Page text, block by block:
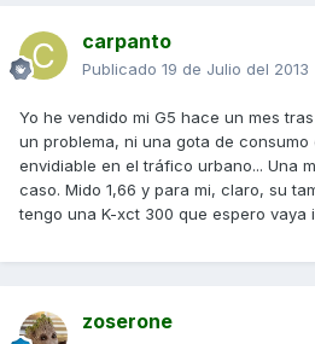
carpanto
Publicado 19 de Julio del 2013
Yo he vendido mi G5 hace un mes
un problema, ni una gota de
envidiable en el tráfico urbano... Una
caso. Mido 1,66 y para mi, claro, su
tengo una K-xct 300 que espero vaya
zoserone